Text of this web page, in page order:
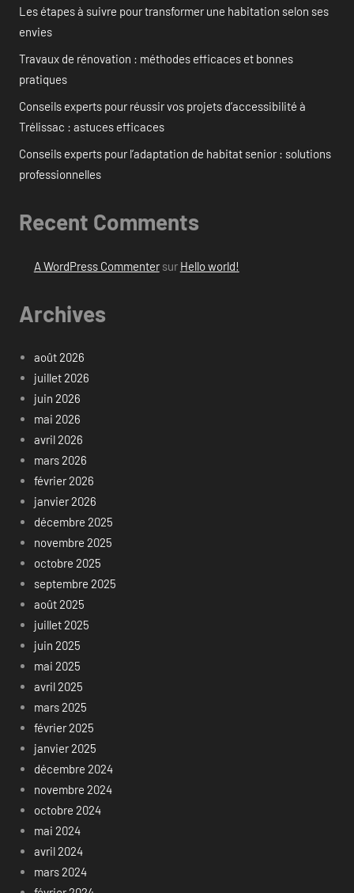
Les étapes à suivre pour transformer une habitation selon ses
envies
Travaux de rénovation : méthodes efficaces et bonnes
pratiques
Conseils experts pour réussir vos projets d’accessibilité à
Trélissac : astuces efficaces
Conseils experts pour l’adaptation de habitat senior : solutions
professionnelles
Recent Comments
A WordPress Commentersur Hello world!
Archives
août 2026
juillet 2026
juin 2026
mai 2026
avril 2026
mars 2026
février 2026
janvier 2026
décembre 2025
novembre 2025
octobre 2025
septembre 2025
août 2025
juillet 2025
juin 2025
mai 2025
avril 2025
mars 2025
février 2025
janvier 2025
décembre 2024
novembre 2024
octobre 2024
mai 2024
avril 2024
mars 2024